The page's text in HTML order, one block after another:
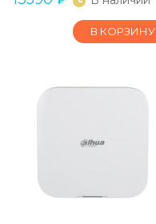
В КОРЗИНУ